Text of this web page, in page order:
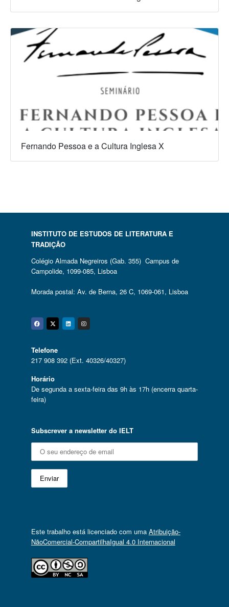
Fernando Pessoa e a Cultura Inglesa X
INSTITUTO DE ESTUDOS DE LITERATURA E
TRADIÇÃO
Colégio Almada Negreiros (Gab. 355) Campus de
Campolide, 1099-085, Lisboa
Morada postal: Av. de Berna, 26 C, 1069-061, Lisboa
Facebook
Twitter
Linkedin
Instagram
Telefone
217 908 392 (Ext. 40326/40327)
Horário
De segunda a sexta-feira das 9h às 17h (encerra quarta-
feira)
Subscrever a newsletter do IELT
Este trabalho está licenciado com uma Atribuição-
NãoComercial-CompartilhaIgual 4.0 Internacional